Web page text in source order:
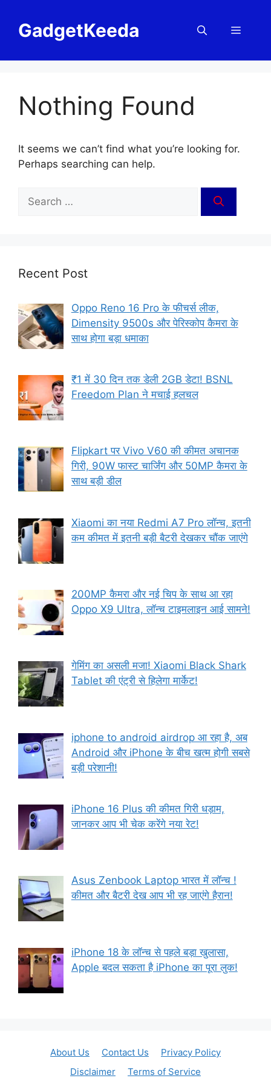
contentGadgetKeeda Menu
Nothing Found
It seems we can’t find what you’re looking for.
Perhaps searching can help.
for:
Recent Post
Oppo Reno 16 Pro के फीचर्स लीक,
Dimensity 9500s और पेरिस्कोप कैमरा के
साथ होगा बड़ा धमाका
₹1 में 30 दिन तक डेली 2GB डेटा! BSNL
Freedom Plan ने मचाई हलचल
Flipkart पर Vivo V60 की कीमत अचानक
गिरी, 90W फास्ट चार्जिंग और 50MP कैमरा के
साथ बड़ी डील
Xiaomi का नया Redmi A7 Pro लॉन्च, इतनी
कम कीमत में इतनी बड़ी बैटरी देखकर चौंक जाएंगे
200MP कैमरा और नई चिप के साथ आ रहा
Oppo X9 Ultra, लॉन्च टाइमलाइन आई सामने!
गेमिंग का असली मजा! Xiaomi Black Shark
Tablet की एंट्री से हिलेगा मार्केट!
iphone to android airdrop आ रहा है, अब
Android और iPhone के बीच खत्म होगी सबसे
बड़ी परेशानी!
iPhone 16 Plus की कीमत गिरी धड़ाम,
जानकर आप भी चेक करेंगे नया रेट!
Asus Zenbook Laptop भारत में लॉन्च !
कीमत और बैटरी देख आप भी रह जाएंगे हैरान!
iPhone 18 के लॉन्च से पहले बड़ा खुलासा,
Apple बदल सकता है iPhone का पूरा लुक!
About Us Contact Us
Privacy Policy
Disclaimer
Terms of Service